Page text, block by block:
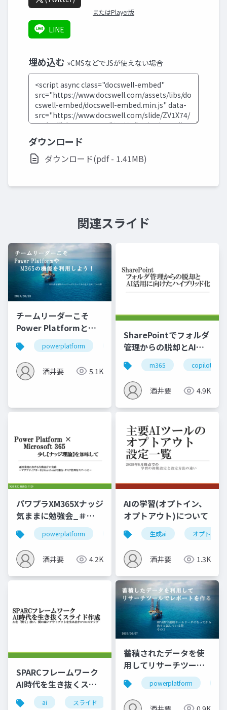
またはPlayer版
LINE
埋め込む »CMSなどでJSが使えない場合
ダウンロード
ダウンロード(pdf - 1.41MB)
関連スライド
チームリーダーこそ
Power Platformと
M365を学ぼう
powerplatform 運用保守 m365
酒井要 5.1K
SharePointでフォルダ
管理からの脱却とAI活
用に向けたハイブリッ
ド化
m365 copilot
酒井要 4.9K
パワプラXM365Xナッジ
気ままに勉強会_＃
120_資料powerplatform m365 ナッジ理論 アダ
酒井要 4.2K
AIの学習(オプトイン、
オプトアウト)について
生成ai オプトアウ
酒井要 1.3K
SPARCフレームワーク
AI時代を生き抜くスラ
イド作成
ai スライド フレームワーク
蓄積されたデータを使
用してリサーチツール
でレポートを作る
powerplatform